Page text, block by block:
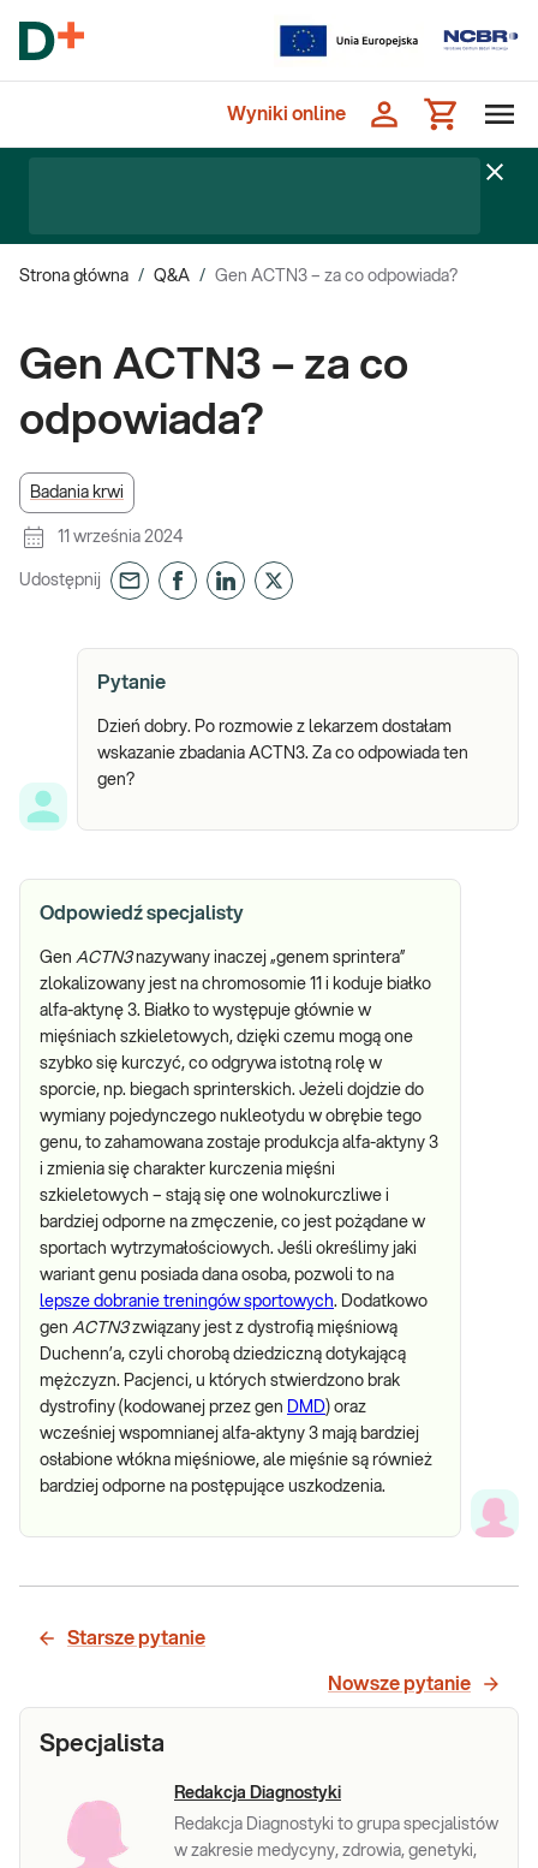
Wyniki online
Strona główna / Q&A / Gen ACTN3 – za co odpowiada?
Gen ACTN3 – za co
odpowiada?
Badania krwi
11 września 2024
Udostępnij
Pytanie
Dzień dobry. Po rozmowie z lekarzem dostałam
wskazanie zbadania ACTN3. Za co odpowiada ten
gen?
Odpowiedź specjalisty
Gen ACTN3nazywany inaczej „genem sprintera”
zlokalizowany jest na chromosomie 11 i koduje białko
alfa-aktynę 3. Białko to występuje głównie w
mięśniach szkieletowych, dzięki czemu mogą one
szybko się kurczyć, co odgrywa istotną rolę w
sporcie, np. biegach sprinterskich. Jeżeli dojdzie do
wymiany pojedynczego nukleotydu w obrębie tego
genu, to zahamowana zostaje produkcja alfa-aktyny 3
i zmienia się charakter kurczenia mięśni
szkieletowych – stają się one wolnokurczliwe i
bardziej odporne na zmęczenie, co jest pożądane w
sportach wytrzymałościowych. Jeśli określimy jaki
wariant genu posiada dana osoba, pozwoli to na
lepsze dobranie treningów sportowych. Dodatkowo
gen ACTN3związany jest z dystrofią mięśniową
Duchenn’a, czyli chorobą dziedziczną dotykającą
mężczyzn. Pacjenci, u których stwierdzono brak
dystrofiny (kodowanej przez gen DMD) oraz
wcześniej wspomnianej alfa-aktyny 3 mają bardziej
osłabione włókna mięśniowe, ale mięśnie są również
bardziej odporne na postępujące uszkodzenia.
Starsze pytanie
Nowsze pytanie
Specjalista
Redakcja Diagnostyki
Redakcja Diagnostyki to grupa specjalistów
w zakresie medycyny, zdrowia, genetyki,